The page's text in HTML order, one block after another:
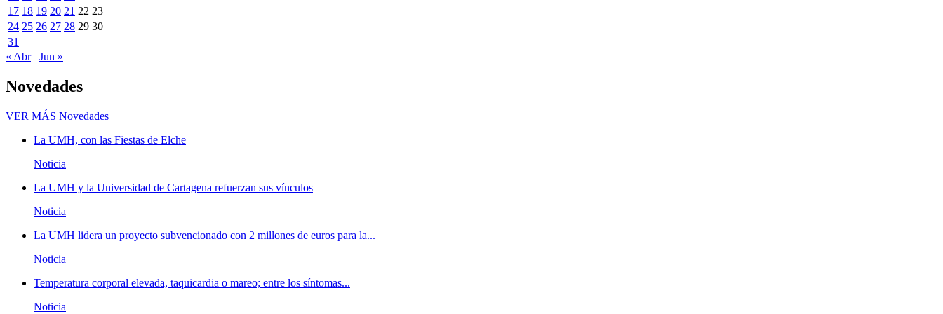
17 18 19 20 21 22 23
24 25 26 27 28 29 30
31
« Abr
Jun »
Novedades
VER MÁS Novedades
La UMH, con las Fiestas de Elche
Noticia
La UMH y la Universidad de Cartagena refuerzan sus vínculos
Noticia
La UMH lidera un proyecto subvencionado con 2 millones de euros para la...
Noticia
Temperatura corporal elevada, taquicardia o mareo; entre los síntomas...
Noticia